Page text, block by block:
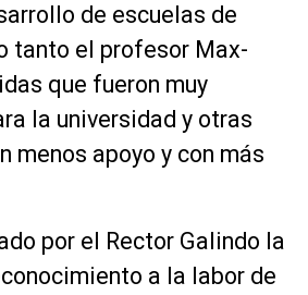
de escuelas de
tanto el profesor Max-
que fueron muy
la universidad y otras
menos apoyo y con más
por el Rector Galindo la
a la labor de